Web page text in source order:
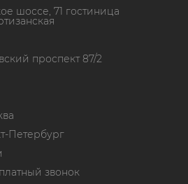
шоссе, 71 гостиница
проспект 87/2
Петербург
звонок